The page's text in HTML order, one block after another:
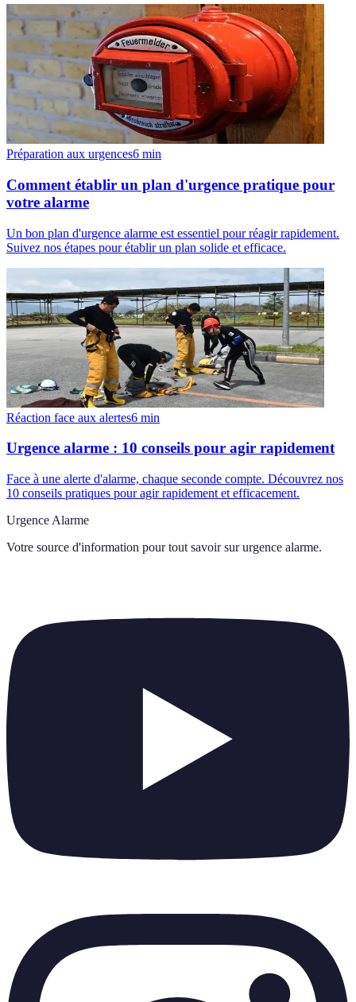
Préparation aux urgences6 min
Comment établir un plan d'urgence pratique pour
votre alarme
Un bon plan d'urgence alarme est essentiel pour réagir rapidement.
Suivez nos étapes pour établir un plan solide et efficace.
Réaction face aux alertes6 min
Urgence alarme : 10 conseils pour agir rapidement
Face à une alerte d'alarme, chaque seconde compte. Découvrez nos
10 conseils pratiques pour agir rapidement et efficacement.
Urgence Alarme
Votre source d'information pour tout savoir sur urgence alarme.